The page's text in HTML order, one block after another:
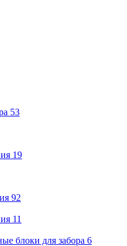
53
19
92
11
блоки для забора 6